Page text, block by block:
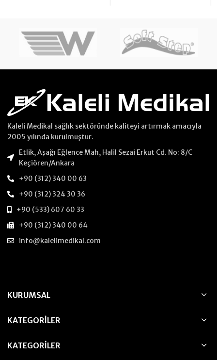
Kaleli Medikal sağlık sektöründe kaliteyi artırmak amacıyla
2005 yılında kurulmuştur.
Etlik, Aşağı Eğlence Mah, Halil Sezai Erkut Cd. No: 8/C
Keçiören/Ankara
+90 (312) 340 00 63
+90 (312) 324 30 36
+90 (533) 607 60 33
+90 (312) 340 00 64
info@kalelimedikal.com
KURUMSAL
KATEGORILER
KATEGORILER